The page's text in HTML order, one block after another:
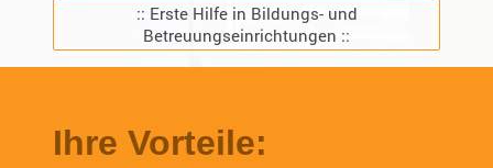
:: Erste Hilfe in Bildungs- und
Betreuungseinrichtungen ::
Ihre Vorteile: